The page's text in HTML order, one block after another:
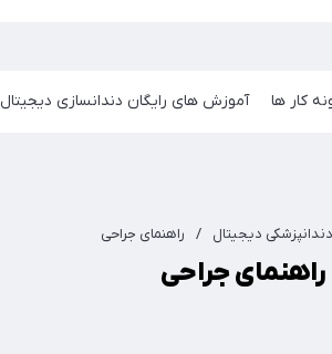
کار ها آموزش های رایگان دندانسازی دیجیتال
دیجیتال / راهنمای جراحی
راهنمای جراحی